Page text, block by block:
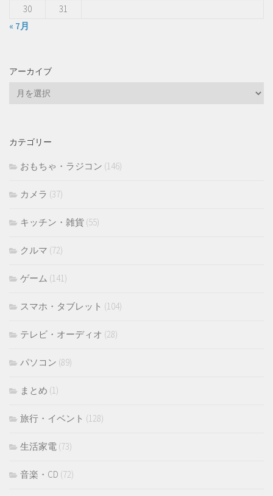
30
31
« 7月
アーカイブ
ブ
カテゴリー
おもちゃ・ラジコン (146)
カメラ (37)
キッチン・雑貨 (55)
クルマ (72)
ゲーム (141)
スマホ・タブレット (104)
テレビ・オーディオ (28)
パソコン (89)
まとめ (1)
旅行・イベント (128)
生活家電 (73)
音楽・CD (72)